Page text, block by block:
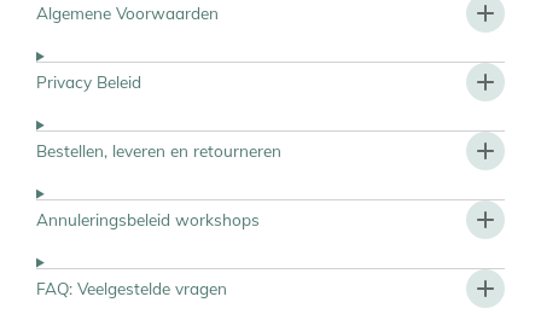
Algemene Voorwaarden
Privacy Beleid
Bestellen, leveren en retourneren
Annuleringsbeleid workshops
FAQ: Veelgestelde vragen